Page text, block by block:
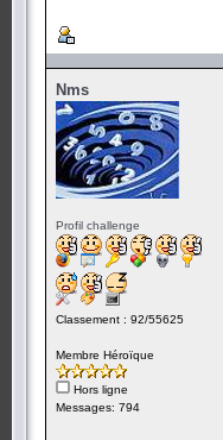
Nms
Profil challenge
Classement : 92/55625
Membre Héroïque
Hors ligne
Messages: 794